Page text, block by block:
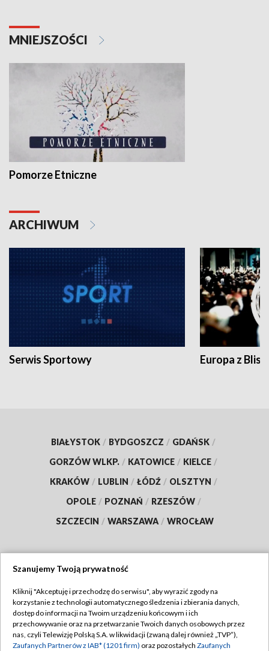
MNIEJSZOŚCI
Pomorze Etniczne
ARCHIWUM
Serwis Sportowy Europa z
BIAŁYSTOK / BYDGOSZCZ / GDAŃSK /
GORZÓW WLKP. / KATOWICE / KIELCE /
KRAKÓW / LUBLIN / ŁÓDŹ / OLSZTYN /
OPOLE / POZNAŃ / RZESZÓW /
SZCZECIN / WARSZAWA / WROCŁAW
TVP
Abonament TVP
Emisja w TVP
Regulamin TVP
Polityka prywatności
Szanujemy Twoją prywatność
Kliknij "Akceptuję i przechodzę do serwisu", aby wyrazić zgody na
korzystanie z technologii automatycznego śledzenia i zbierania danych,
dostęp do informacji na Twoim urządzeniu końcowym i ich
przechowywanie oraz na przetwarzanie Twoich danych osobowych przez
nas, czyli Telewizję Polską S.A. w likwidacji (zwaną dalej również „TVP”),
Zaufanych Partnerów z IAB* (1201 firm) oraz pozostałych Zaufanych